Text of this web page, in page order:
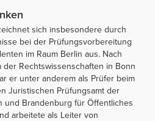
sich insbesondere durch
bei der Prüfungsvorbereitung
im Raum Berlin aus. Nach
der Rechtswissenschaften in Bonn
er unter anderem als Prüfer beim
Juristischen Prüfungsamt der
und Brandenburg für Öffentliches
arbeitete als Leiter von